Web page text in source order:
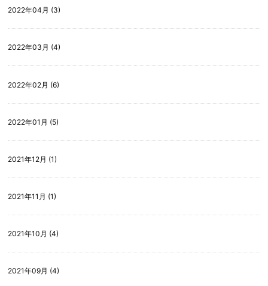
2022年04月 (3)
2022年03月 (4)
2022年02月 (6)
2022年01月 (5)
2021年12月 (1)
2021年11月 (1)
2021年10月 (4)
2021年09月 (4)